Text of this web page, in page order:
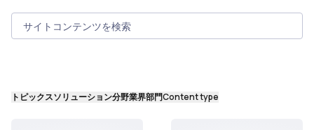
サイトコンテンツを検索
トピックスソリューション分野業界部門Content type